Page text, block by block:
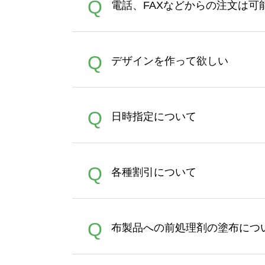
A
ズは、20MBです。デジカメ
Illustratorからの直接入稿には
Q 電話、FAXなどからの注文は可
A
バッグコンシェルやタンブラ
Q デザインを作って欲しい
A
ン作成のお手伝いをすること
合は、デザインツールをご利
Q 日時指定について
A
者にご連絡いただき調整をお
Q 各種割引について
A
ポイントとして付与され、次
文時からご利用頂けます。ポ
Q 布製品への前処理剤の塗布につ